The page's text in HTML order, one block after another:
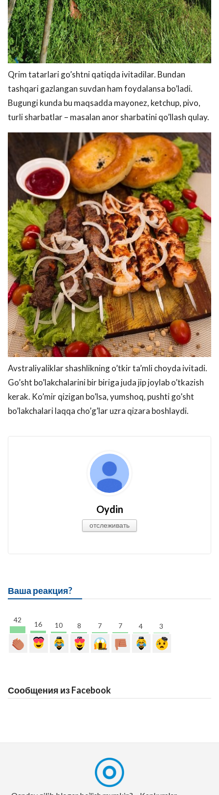
Qrim tatarlari go’shtni qatiqda ivitadilar. Bundan
tashqari gazlangan suvdan ham foydalansa bo’ladi.
Bugungi kunda bu maqsadda mayonez, ketchup, pivo,
turli sharbatlar – masalan anor sharbatini qo’llash qulay.
Avstraliyaliklar shashlikning o’tkir ta’mli choyda ivitadi.
Go’sht bo’lakchalarini bir biriga juda jip joylab o’tkazish
kerak. Ko’mir qizigan bo’lsa, yumshoq, pushti go’sht
bo’lakchalari laqqa cho’g’lar uzra qizara boshlaydi.
Oydin
отслеживать
Ваша реакция?
42
16 10 8 7 7 4 3
Сообщения из Facebook